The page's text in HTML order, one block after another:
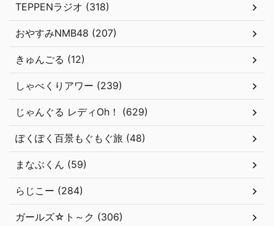
TEPPENラジオ (318)
おやすみNMB48 (207)
きゅんごる (12)
しゃべくりアワー (239)
じゃんぐる レディOh！ (629)
ぽくぽく百景もぐもぐ旅 (48)
まなぶくん (59)
らじこー (284)
ガールズ☆ト～ク (306)